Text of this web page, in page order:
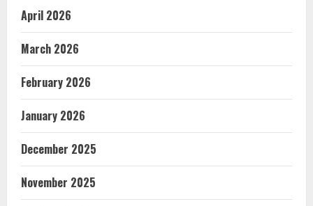
April 2026
March 2026
February 2026
January 2026
December 2025
November 2025